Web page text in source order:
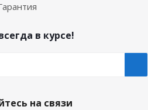
в курсе!
на связи